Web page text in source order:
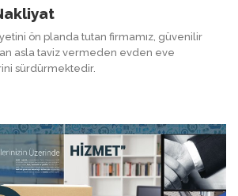
ön planda tutan firmamız, güvenilir
asla taviz vermeden evden eve
sürdürmektedir.